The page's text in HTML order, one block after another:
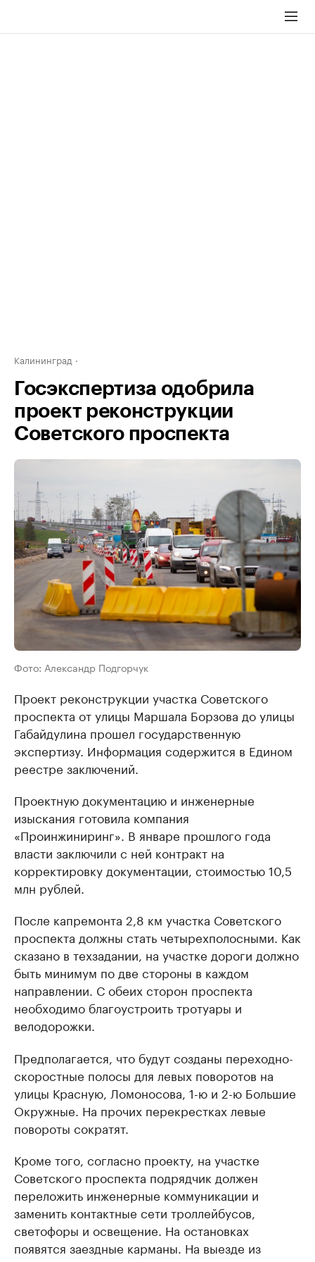
Калининград
Госэкспертиза одобрила
проект реконструкции
Советского проспекта
Фото: Александр Подгорчук
Проект реконструкции участка Советского
проспекта от улицы Маршала Борзова до улицы
Габайдулина прошел государственную
экспертизу. Информация содержится в Едином
реестре заключений.
Проектную документацию и инженерные
изыскания готовила компания
«Проинжиниринг». В январе прошлого года
власти заключили с ней контракт на
корректировку документации, стоимостью 10,5
млн рублей.
После капремонта 2,8 км участка Советского
проспекта должны стать четырехполосными. Как
сказано в техзадании, на участке дороги должно
быть минимум по две стороны в каждом
направлении. С обеих сторон проспекта
необходимо благоустроить тротуары и
велодорожки.
Предполагается, что будут созданы переходно-
скоростные полосы для левых поворотов на
улицы Красную, Ломоносова, 1-ю и 2-ю Большие
Окружные. На прочих перекрестках левые
повороты сократят.
Кроме того, согласно проекту, на участке
Советского проспекта подрядчик должен
переложить инженерные коммуникации и
заменить контактные сети троллейбусов,
светофоры и освещение. На остановках
появятся заездные карманы. На выезде из